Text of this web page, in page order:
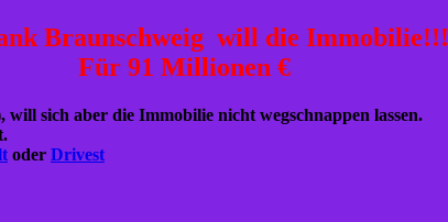
Braunschweig will die Immobilie!!!
Für 91 Millionen €
, will sich aber die Immobilie nicht wegschnappen lassen.
oder Drivest